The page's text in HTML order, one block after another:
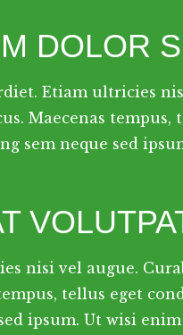
DOLOR
Etiam ultricies
Maecenas
sem neque sed
nisi vel augue.
tellus eget
ipsum. Ut wisi